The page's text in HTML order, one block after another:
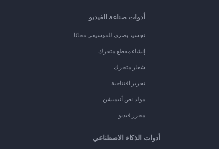
أدوات صناعة الفيديو
تجسيد بصري للموسيقى مجانًا
إنشاء مقطع متحرك
شعار متحرك
تحرير افتتاحية
مولد نص أنيميشن
محرر فيديو
أدوات الذكاء الاصطناعي